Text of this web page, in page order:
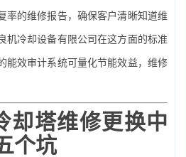
率的维修报告，确保客户清晰知道维
机冷却设备有限公司在这方面的标准
能效审计系统可量化节能效益，维修
却塔维修更换中
个坑